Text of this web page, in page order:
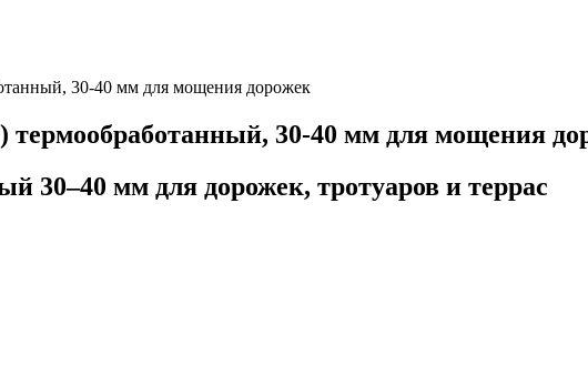
30-40 мм для мощения дорожек
термообработанный, 30-40 мм для мощения
30–40 мм для дорожек, тротуаров и террас